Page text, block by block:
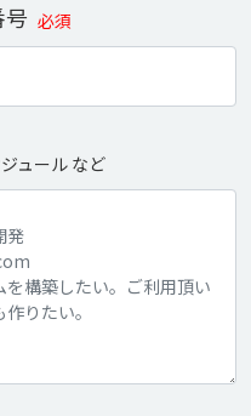
必須
ュール など